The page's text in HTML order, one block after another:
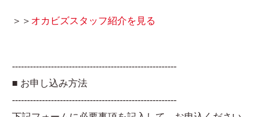
＞＞ オカビズスタッフ紹介を見る
-------------------------------------------------------
■ お申し込み方法
-------------------------------------------------------